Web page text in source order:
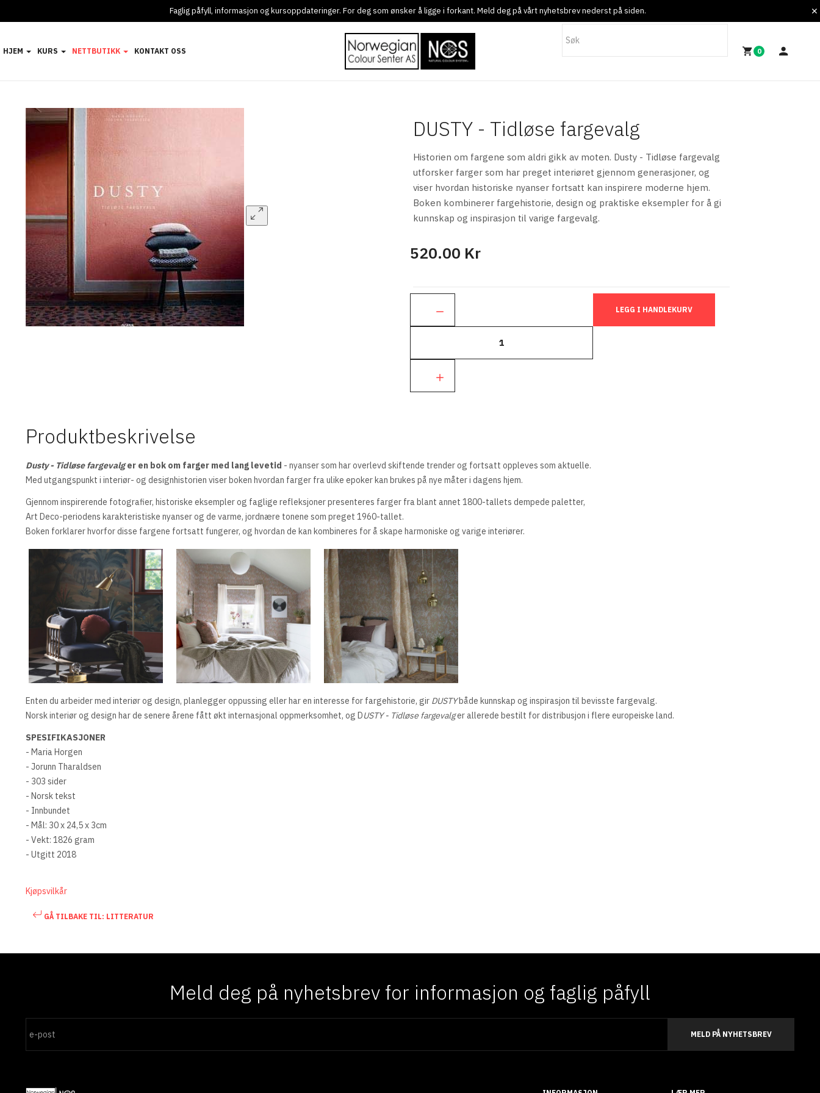
Faglig påfyll, informasjon og kursoppdateringer. For deg som ønsker å ligge i forkant. Meld deg på vårt nyhetsbrev nederst på siden.
HJEM KURS NETTBUTIKK KONTAKT OSS 0
DUSTY - Tidløse fargevalg
Historien om fargene som aldri gikk av moten. Dusty - Tidløse fargevalg
utforsker farger som har preget interiøret gjennom generasjoner, og
viser hvordan historiske nyanser fortsatt kan inspirere moderne hjem.
Boken kombinerer fargehistorie, design og praktiske eksempler for å gi
kunnskap og inspirasjon til varige fargevalg.
520.00 Kr
LEGG I HANDLEKURV
Produktbeskrivelse
Dusty - Tidløse fargevalger en bok om farger med lang levetid - nyanser som har overlevd skiftende trender og fortsatt oppleves som aktuelle.
Med utgangspunkt i interiør- og designhistorien viser boken hvordan farger fra ulike epoker kan brukes på nye måter i dagens hjem.
Gjennom inspirerende fotografier, historiske eksempler og faglige refleksjoner presenteres farger fra blant annet 1800-tallets dempede paletter,
Art Deco-periodens karakteristiske nyanser og de varme, jordnære tonene som preget 1960-tallet.
Boken forklarer hvorfor disse fargene fortsatt fungerer, og hvordan de kan kombineres for å skape harmoniske og varige interiører.
Enten du arbeider med interiør og design, planlegger oppussing eller har en interesse for fargehistorie, gir DUSTYbåde kunnskap og inspirasjon til bevisste fargevalg.
Norsk interiør og design har de senere årene fått økt internasjonal oppmerksomhet, og DUSTY - Tidløse fargevalger allerede bestilt for distribusjon i flere europeiske land.
SPESIFIKASJONER
- Maria Horgen
- Jorunn Tharaldsen
- 303 sider
- Norsk tekst
- Innbundet
- Mål: 30 x 24,5 x 3cm
- Vekt: 1826 gram
- Utgitt 2018
Kjøpsvilkår
GÅ TILBAKE TIL: LITTERATUR
Meld deg på nyhetsbrev for informasjon og faglig påfyll
MELD PÅ NYHETSBREV